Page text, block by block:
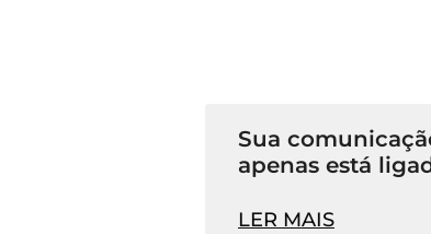
Sua
apenas está
LER MAIS